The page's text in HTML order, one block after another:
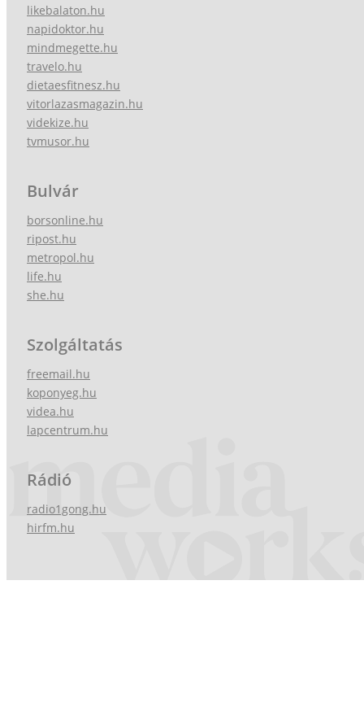
likebalaton.hu
napidoktor.hu
mindmegette.hu
travelo.hu
dietaesfitnesz.hu
vitorlazasmagazin.hu
videkize.hu
tvmusor.hu
Bulvár
borsonline.hu
ripost.hu
metropol.hu
life.hu
she.hu
Szolgáltatás
freemail.hu
koponyeg.hu
videa.hu
lapcentrum.hu
Rádió
radio1gong.hu
hirfm.hu